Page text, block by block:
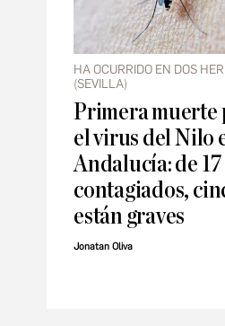
HA OCURRIDO EN DOS
(SEVILLA)
Primera muerte
el virus del Nilo
Andalucía: de 17
contagiados,
están graves
Jonatan Oliva